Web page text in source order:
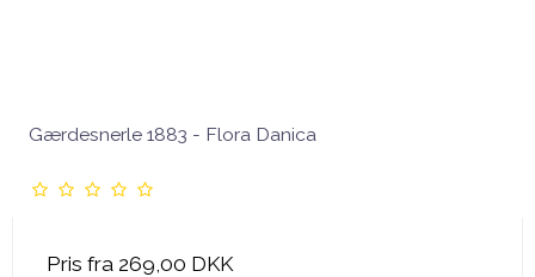
Gærdesnerle 1883 - Flora Danica
Pris fra 269,00 DKK